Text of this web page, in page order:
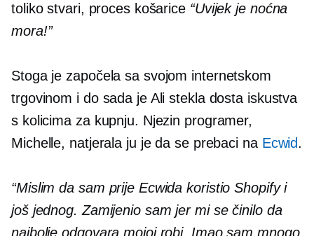
toliko stvari, proces košarice “Uvijek je noćna
mora!”
Stoga je započela sa svojom internetskom
trgovinom i do sada je Ali stekla dosta iskustva
s kolicima za kupnju. Njezin programer,
Michelle, natjerala ju je da se prebaci na Ecwid.
“Mislim da sam prije Ecwida koristio Shopify i
još jednog. Zamijenio sam jer mi se činilo da
najbolje odgovara mojoj robi. Imao sam mnogo